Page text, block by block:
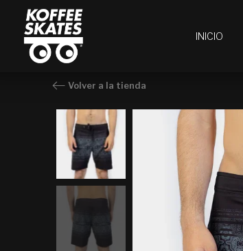
contenido
INICIO
Volver a la tienda